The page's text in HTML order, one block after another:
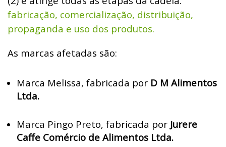
fabricação, comercialização, distribuição,
propaganda e uso dos produtos.
As marcas afetadas são:
Marca Melissa, fabricada por D M Alimentos
Ltda.
Marca Pingo Preto, fabricada por Jurere
Caffe Comércio de Alimentos Ltda.